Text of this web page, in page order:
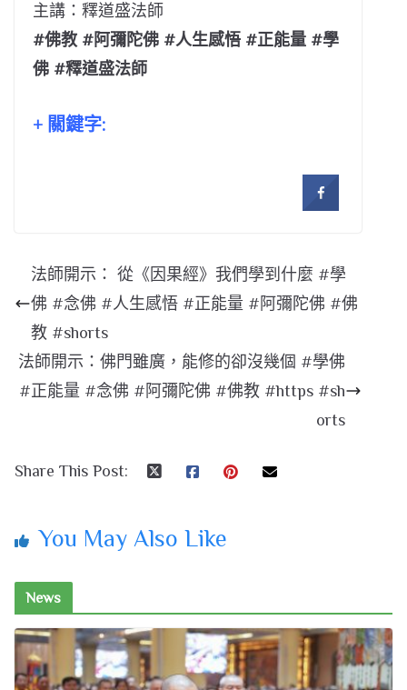
主講：釋道盛法師
#佛教 #阿彌陀佛 #人生感悟 #正能量 #學
佛 #釋道盛法師
+ 關鍵字:
法師開示： 從《因果經》我們學到什麼 #學
佛 #念佛 #人生感悟 #正能量 #阿彌陀佛 #佛
教 #shorts
法師開示：佛門雖廣，能修的卻沒幾個 #學佛
#正能量 #念佛 #阿彌陀佛 #佛教 #https #sh
orts
Share This Post:
You May Also Like
News